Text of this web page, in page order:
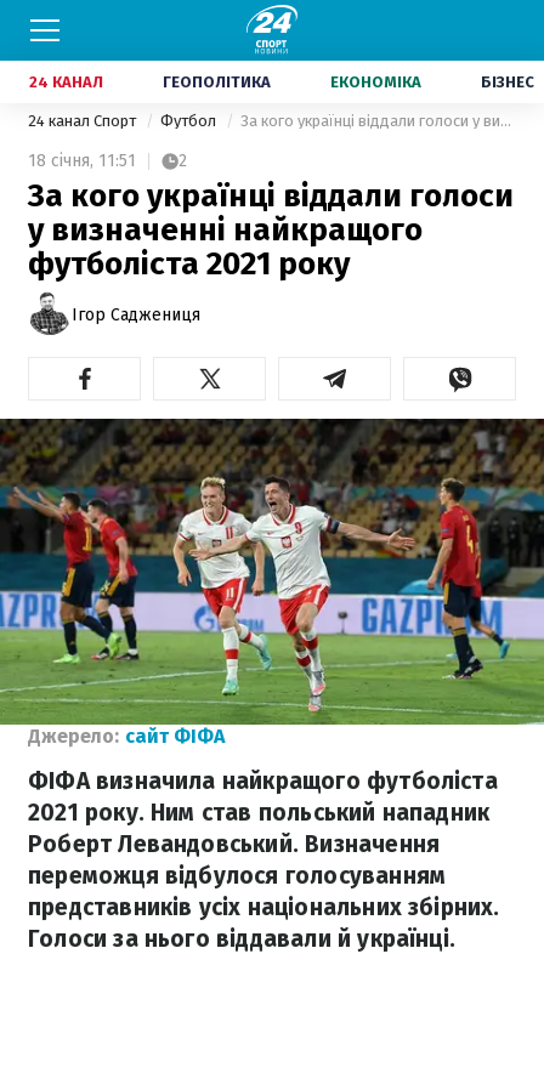
24 КАНАЛ ГЕОПОЛІТИКА ЕКОНОМІКА БІЗНЕС
24 канал Спорт Футбол За кого українці віддали голоси у визначенні найкращого футболіста 2021 року
18 січня, 11:51 2
За кого українці віддали голоси
у визначенні найкращого
футболіста 2021 року
Ігор Саджениця
Джерело: сайт ФІФА
ФІФА визначила найкращого футболіста
2021 року. Ним став польський нападник
Роберт Левандовський. Визначення
переможця відбулося голосуванням
представників усіх національних збірних.
Голоси за нього віддавали й українці.